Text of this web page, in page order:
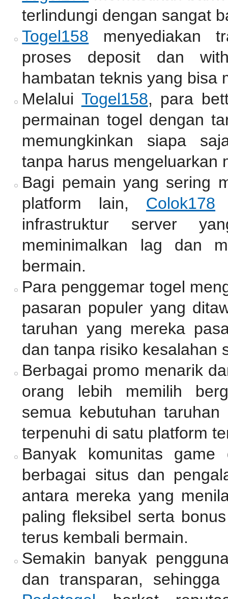
terlindungi dengan sangat
Togel158 menyediakan
proses deposit dan
hambatan teknis yang bisa
Melalui Togel158, para
permainan togel dengan
memungkinkan siapa
tanpa harus mengeluarkan
Bagi pemain yang sering
platform lain, Colok178
infrastruktur server
meminimalkan lag dan
bermain.
Para penggemar togel
pasaran populer yang
taruhan yang mereka
dan tanpa risiko kesalahan
Berbagai promo menarik
orang lebih memilih
semua kebutuhan
terpenuhi di satu platform
Banyak komunitas
berbagai situs dan
antara mereka yang
paling fleksibel serta
terus kembali bermain.
Semakin banyak
dan transparan,